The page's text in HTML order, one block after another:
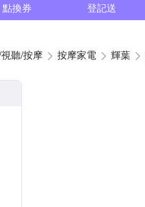
點換券 登記送
聽/按摩 按摩家電 輝葉